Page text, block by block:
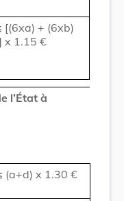
[(6xa) + (6xb)
x 1.15 €
l’État à
(a+d) x 1.30 €